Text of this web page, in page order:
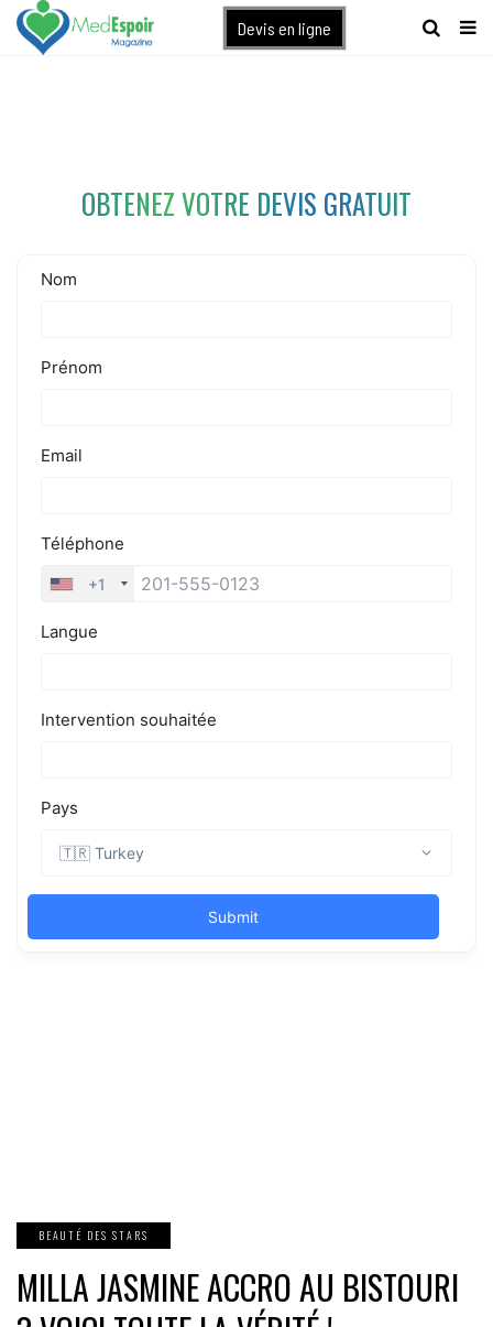
[maxbutton name="devis express"]
Devis en ligne
OBTENEZ VOTRE DEVIS GRATUIT
BEAUTÉ DES STARS
MILLA JASMINE ACCRO AU BISTOURI